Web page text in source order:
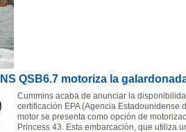
QSB6.7 motoriza la
Cummins acaba de anunciar la
certificación EPA (Agencia Estadounidense
motor se presenta como opción de
Princess 43. Esta embarcación, que utiliza